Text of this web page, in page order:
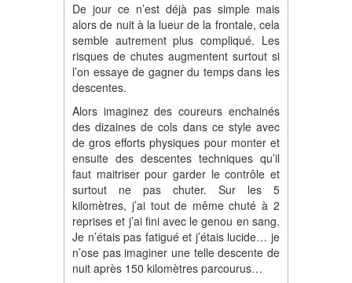
De jour ce n’est déjà pas simple mais
alors de nuit à la lueur de la frontale, cela
semble autrement plus compliqué. Les
risques de chutes augmentent surtout si
l’on essaye de gagner du temps dans les
descentes.
Alors imaginez des coureurs enchainés
des dizaines de cols dans ce style avec
de gros efforts physiques pour monter et
ensuite des descentes techniques qu’il
faut maitriser pour garder le contrôle et
surtout ne pas chuter. Sur les 5
kilomètres, j’ai tout de même chuté à 2
reprises et j’ai fini avec le genou en sang.
Je n’étais pas fatigué et j’étais lucide… je
n’ose pas imaginer une telle descente de
nuit après 150 kilomètres parcourus…